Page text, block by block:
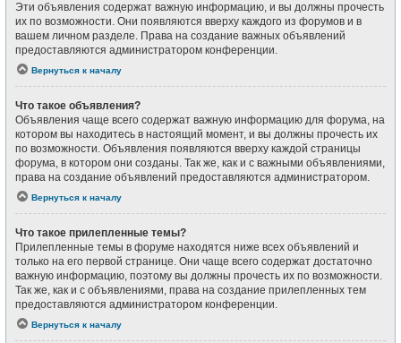
Эти объявления содержат важную информацию, и вы должны прочесть
их по возможности. Они появляются вверху каждого из форумов и в
вашем личном разделе. Права на создание важных объявлений
предоставляются администратором конференции.
Вернуться к началу
Что такое объявления?
Объявления чаще всего содержат важную информацию для форума, на
котором вы находитесь в настоящий момент, и вы должны прочесть их
по возможности. Объявления появляются вверху каждой страницы
форума, в котором они созданы. Так же, как и с важными объявлениями,
права на создание объявлений предоставляются администратором.
Вернуться к началу
Что такое прилепленные темы?
Прилепленные темы в форуме находятся ниже всех объявлений и
только на его первой странице. Они чаще всего содержат достаточно
важную информацию, поэтому вы должны прочесть их по возможности.
Так же, как и с объявлениями, права на создание прилепленных тем
предоставляются администратором конференции.
Вернуться к началу